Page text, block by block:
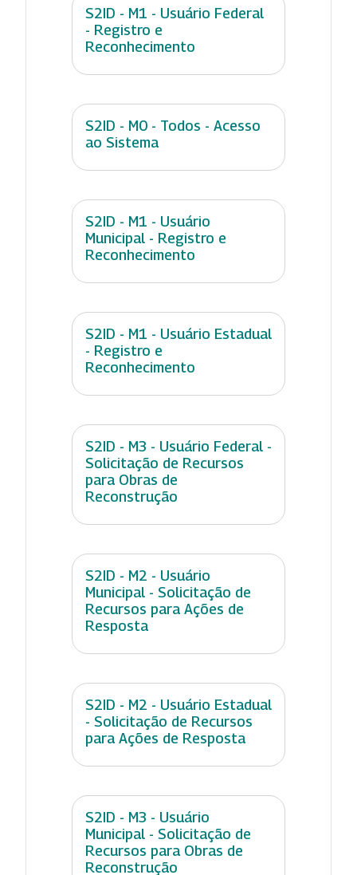
S2ID - M1 - Usuário Federal
- Registro e
Reconhecimento
S2ID - M0 - Todos - Acesso
ao Sistema
S2ID - M1 - Usuário
Municipal - Registro e
Reconhecimento
S2ID - M1 - Usuário Estadual
- Registro e
Reconhecimento
S2ID - M3 - Usuário Federal -
Solicitação de Recursos
para Obras de
Reconstrução
S2ID - M2 - Usuário
Municipal - Solicitação de
Recursos para Ações de
Resposta
S2ID - M2 - Usuário Estadual
- Solicitação de Recursos
para Ações de Resposta
S2ID - M3 - Usuário
Municipal - Solicitação de
Recursos para Obras de
Reconstrução